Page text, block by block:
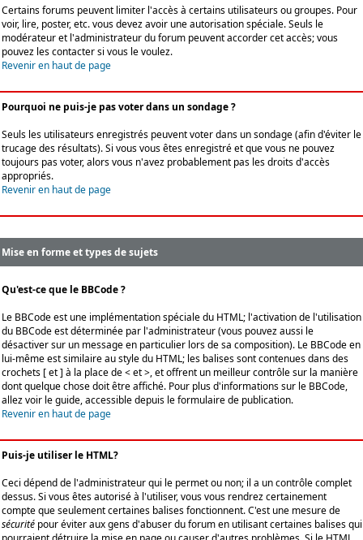
Certains forums peuvent limiter l'accès à certains utilisateurs ou groupes. Pour
voir, lire, poster, etc. vous devez avoir une autorisation spéciale. Seuls le
modérateur et l'administrateur du forum peuvent accorder cet accès; vous
pouvez les contacter si vous le voulez.
Revenir en haut de page
Pourquoi ne puis-je pas voter dans un sondage ?
Seuls les utilisateurs enregistrés peuvent voter dans un sondage (afin d'éviter le
trucage des résultats). Si vous vous êtes enregistré et que vous ne pouvez
toujours pas voter, alors vous n'avez probablement pas les droits d'accès
appropriés.
Revenir en haut de page
Mise en forme et types de sujets
Qu'est-ce que le BBCode ?
Le BBCode est une implémentation spéciale du HTML; l'activation de l'utilisation
du BBCode est déterminée par l'administrateur (vous pouvez aussi le
désactiver sur un message en particulier lors de sa composition). Le BBCode en
lui-même est similaire au style du HTML; les balises sont contenues dans des
crochets [ et ] à la place de < et >, et offrent un meilleur contrôle sur la manière
dont quelque chose doit être affiché. Pour plus d'informations sur le BBCode,
allez voir le guide, accessible depuis le formulaire de publication.
Revenir en haut de page
Puis-je utiliser le HTML?
Ceci dépend de l'administrateur qui le permet ou non; il a un contrôle complet
dessus. Si vous êtes autorisé à l'utiliser, vous vous rendrez certainement
compte que seulement certaines balises fonctionnent. C'est une mesure de
sécurité pour éviter aux gens d'abuser du forum en utilisant certaines balises qui